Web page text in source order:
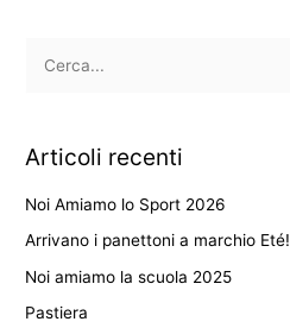
c
a
:
Articoli recenti
Noi Amiamo lo Sport 2026
Arrivano i panettoni a marchio Eté!
Noi amiamo la scuola 2025
Pastiera